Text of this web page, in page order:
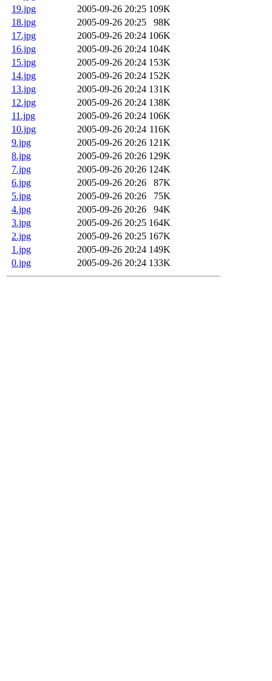
19.jpg
2005-09-26 20:25 109K
18.jpg
2005-09-26 20:25
98K
17.jpg
2005-09-26 20:24 106K
16.jpg
2005-09-26 20:24 104K
15.jpg
2005-09-26 20:24 153K
14.jpg
2005-09-26 20:24 152K
13.jpg
2005-09-26 20:24 131K
12.jpg
2005-09-26 20:24 138K
11.jpg
2005-09-26 20:24 106K
10.jpg
2005-09-26 20:24 116K
9.jpg
2005-09-26 20:26 121K
8.jpg
2005-09-26 20:26 129K
7.jpg
2005-09-26 20:26 124K
6.jpg
2005-09-26 20:26
87K
5.jpg
2005-09-26 20:26
75K
4.jpg
2005-09-26 20:26
94K
3.jpg
2005-09-26 20:25 164K
2.jpg
2005-09-26 20:25 167K
1.jpg
2005-09-26 20:24 149K
0.jpg
2005-09-26 20:24 133K